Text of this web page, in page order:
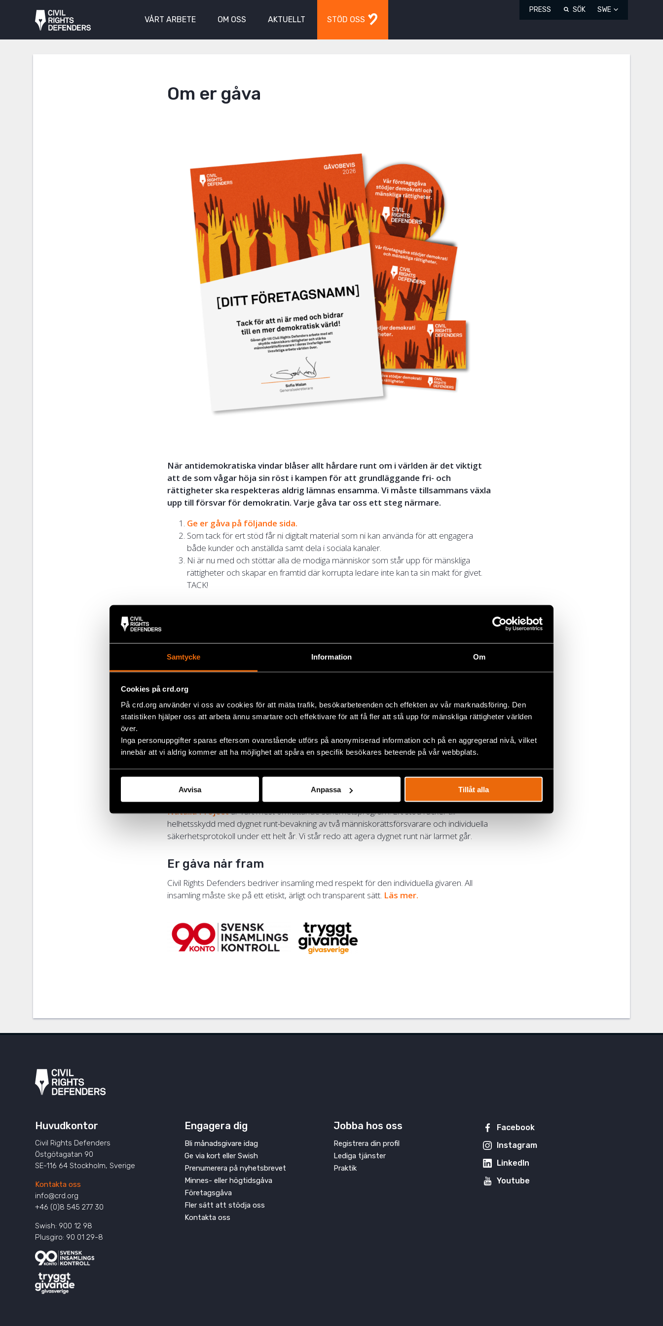
Samtycke Information Om
Cookies på crd.org
På crd.org använder vi oss av cookies för att mäta trafik, besökarbeteenden och effekten av vår marknadsföring. Den
statistiken hjälper oss att arbeta ännu smartare och effektivare för att få fler att stå upp för mänskliga rättigheter världen
över.
Inga personuppgifter sparas eftersom ovanstående utförs på anonymiserad information och på en aggregerad nivå, vilket
innebär att vi aldrig kommer att ha möjlighet att spåra en specifik besökares beteende på vår webbplats.
Avvisa Anpassa Tillåt alla
VÅRT ARBETE OM OSS AKTUELLT STÖD OSS
PRESS SÖK SWE
Om er gåva
När antidemokratiska vindar blåser allt hårdare runt om i världen är det viktigt
att de som vågar höja sin röst i kampen för att grundläggande fri- och
rättigheter ska respekteras aldrig lämnas ensamma. Vi måste tillsammans växla
upp till försvar för demokratin. Varje gåva tar oss ett steg närmare.
Ge er gåva på följande sida.
Som tack för ert stöd får ni digitalt material som ni kan använda för att engagera
både kunder och anställda samt dela i sociala kanaler.
Ni är nu med och stöttar alla de modiga människor som står upp för mänskliga
rättigheter och skapar en framtid där korrupta ledare inte kan ta sin makt för givet.
TACK!
människorättsförsvarare står inför i en allt mer snabbföränderlig värld kommer er gåva
kommer alltid användas där den bäst behövs.
Genom vår akutfond
kan vi snabbt och effektivt sätta människor i säkerhet. De kan få
tillgång till juridisk hjälp om de arresteras eller få hjälp att lämna landet.
10 000 kr
Vi kan träna personer i digital säkerhet. Att att kunna kommunicera säkert med kollegor
och familj utan övervakning eller risk för förföljelse är livsviktigt.Läs mer.
50 000 kr
Natalia Projectär vårt mest omfattande säkerhetsprogram. Ert stöd räcker till
helhetsskydd med dygnet runt-bevakning av två människorättsförsvarare och individuella
säkerhetsprotokoll under ett helt år. Vi står redo att agera dygnet runt när larmet går.
Er gåva når fram
Civil Rights Defenders bedriver insamling med respekt för den individuella givaren. All
insamling måste ske på ett etiskt, ärligt och transparent sätt. Läs mer.
Huvudkontor
Civil Rights Defenders
Östgötagatan 90
SE-116 64 Stockholm, Sverige
Kontakta oss
info@crd.org
+46 (0)8 545 277 30
Swish: 900 12 98
Plusgiro: 90 01 29-8
Engagera dig
Bli månadsgivare idag
Ge via kort eller Swish
Prenumerera på nyhetsbrevet
Minnes- eller högtidsgåva
Företagsgåva
Fler sätt att stödja oss
Kontakta oss
Jobba hos oss
Registrera din profil
Lediga tjänster
Praktik
Facebook
Instagram
LinkedIn
Youtube